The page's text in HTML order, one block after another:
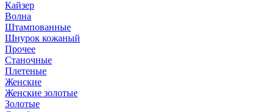
Кайзер
Волна
Штампованные
Шнурок кожаный
Прочее
Станочные
Плетеные
Женские
Женские золотые
Золотые